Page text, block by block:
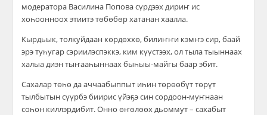
модератора Василина Попова сүрдээх дириҥ ис
хоһоонноох этиитэ төбөбөр хатанан хаалла.
Кырдьык, толкуйдаан көрдөххө, билиҥҥи кэмҥэ сир, баай
эрэ туһугар сэриилэспэккэ, ким күүстээх, ол тыла тыыннаах
халыа диэн тыҥааһыннаах быһыы-майгы баар эбит.
Сахалар төһө да аччаабыппыт иһин төрөөбүт төрүт
тылбытын сүүрбэ биирис үйэҕэ син сордоон-муҥнаан
соһон киллэрдибит. Онно өҥөлөөх дьоммут – сахабыт